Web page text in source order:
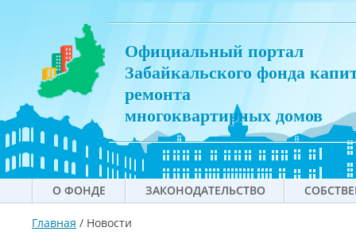
Официальный портал
Забайкальского фонда
ремонта
многоквартирных домов
О ФОНДЕ ЗАКОНОДАТЕЛЬСТВО
Главная / Новости